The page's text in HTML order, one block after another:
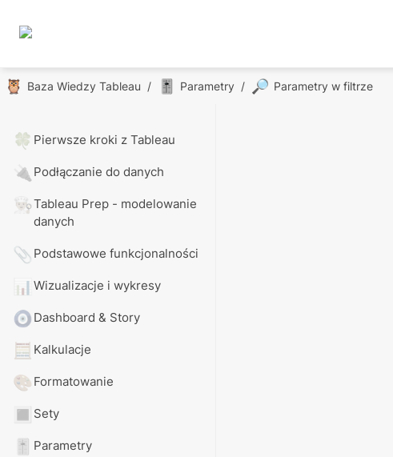
🦉 Baza Wiedzy Tableau / 🎚️ Parametry / 🔎 Parametry w filtrze
🍀 Pierwsze kroki z Tableau
🔌 Podłączanie do danych
👨🏼‍🍳Tableau Prep - modelowanie
danych
📎 Podstawowe funkcjonalności
📊 Wizualizacje i wykresy
🧿 Dashboard & Story
🧮 Kalkulacje
🎨 Formatowanie
🔳 Sety
🎚️ Parametry